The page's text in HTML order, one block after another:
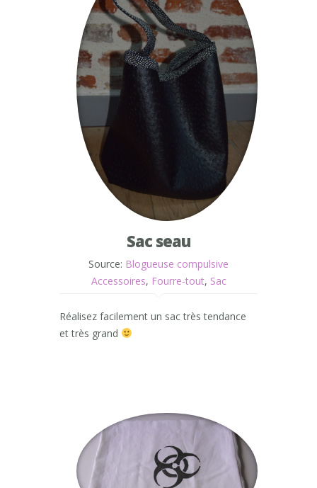
Sac seau
Source: Blogueuse compulsive
Accessoires, Fourre-tout, Sac
Réalisez facilement un sac très tendance
et très grand